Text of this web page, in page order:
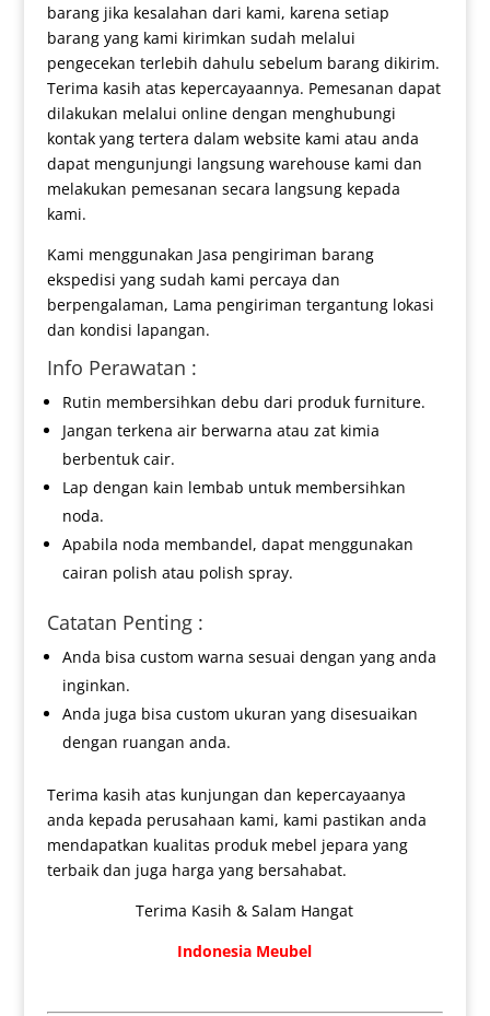
barang jika kesalahan dari kami, karena setiap
barang yang kami kirimkan sudah melalui
pengecekan terlebih dahulu sebelum barang dikirim.
Terima kasih atas kepercayaannya. Pemesanan dapat
dilakukan melalui online dengan menghubungi
kontak yang tertera dalam website kami atau anda
dapat mengunjungi langsung warehouse kami dan
melakukan pemesanan secara langsung kepada
kami.
Kami menggunakan Jasa pengiriman barang
ekspedisi yang sudah kami percaya dan
berpengalaman, Lama pengiriman tergantung lokasi
dan kondisi lapangan.
Info Perawatan :
Rutin membersihkan debu dari produk furniture.
Jangan terkena air berwarna atau zat kimia
berbentuk cair.
Lap dengan kain lembab untuk membersihkan
noda.
Apabila noda membandel, dapat menggunakan
cairan polish atau polish spray.
Catatan Penting :
Anda bisa custom warna sesuai dengan yang anda
inginkan.
Anda juga bisa custom ukuran yang disesuaikan
dengan ruangan anda.
Terima kasih atas kunjungan dan kepercayaanya
anda kepada perusahaan kami, kami pastikan anda
mendapatkan kualitas produk mebel jepara yang
terbaik dan juga harga yang bersahabat.
Terima Kasih & Salam Hangat
Indonesia Meubel